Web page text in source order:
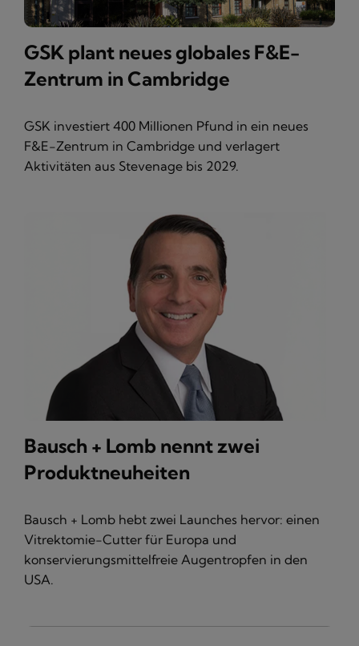
GSK plant neues globales F&E-
Zentrum in Cambridge
GSK investiert 400 Millionen Pfund in ein neues
F&E-Zentrum in Cambridge und verlagert
Aktivitäten aus Stevenage bis 2029.
Bausch + Lomb nennt zwei
Produktneuheiten
Bausch + Lomb hebt zwei Launches hervor: einen
Vitrektomie-Cutter für Europa und
konservierungsmittelfreie Augentropfen in den
USA.